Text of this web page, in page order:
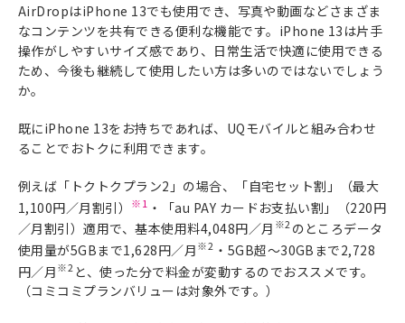
AirDropはiPhone 13でも使用でき、写真や動画などさまざま
なコンテンツを共有できる便利な機能です。iPhone 13は片手
操作がしやすいサイズ感であり、日常生活で快適に使用できる
ため、今後も継続して使用したい方は多いのではないでしょう
か。
既にiPhone 13をお持ちであれば、UQモバイルと組み合わせ
ることでおトクに利用できます。
例えば「トクトクプラン2」の場合、「自宅セット割」（最大
1,100円／月割引）
※1 ・「au PAY カードお支払い割」（220円
／月割引）適用で、基本使用料4,048円／月 ※2のところデータ
使用量が5GBまで1,628円／月※2 ・5GB超～30GBまで2,728
円／月※2 と、使った分で料金が変動するのでおススメです。
（コミコミプランバリューは対象外です。）